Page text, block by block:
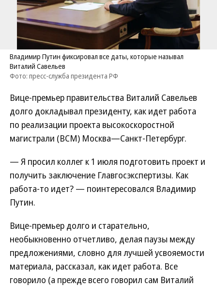
Владимир Путин фиксировал все даты, которые называл
Виталий Савельев
Фото: пресс-служба президента РФ
Вице-премьер правительства Виталий Савельев
долго докладывал президенту, как идет работа
по реализации проекта высокоскоростной
магистрали (ВСМ) Москва—Санкт-Петербург.
— Я просил коллег к 1 июля подготовить проект и
получить заключение Главгосэкспертизы. Как
работа-то идет? — поинтересовался Владимир
Путин.
Вице-премьер долго и старательно,
необыкновенно отчетливо, делая паузы между
предложениями, словно для лучшей усвояемости
материала, рассказал, как идет работа. Все
говорило (а прежде всего говорил сам Виталий